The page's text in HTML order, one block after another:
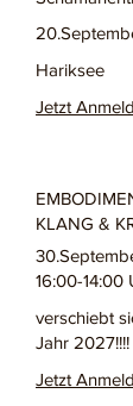
Hariksee
Jetzt
KLANG &
16:00-14:00
verschiebt
Jahr 2027!!!!
Jetzt